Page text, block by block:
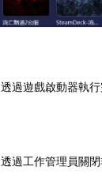
透過遊戲啟動器執
透過工作管理員關閉